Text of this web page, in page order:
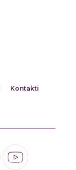
Kontakti